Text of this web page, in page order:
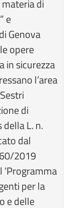
di
e
Genova
opere
in sicurezza
l’area
di
L. n.
dal
2019
‘Programma
per la
e delle